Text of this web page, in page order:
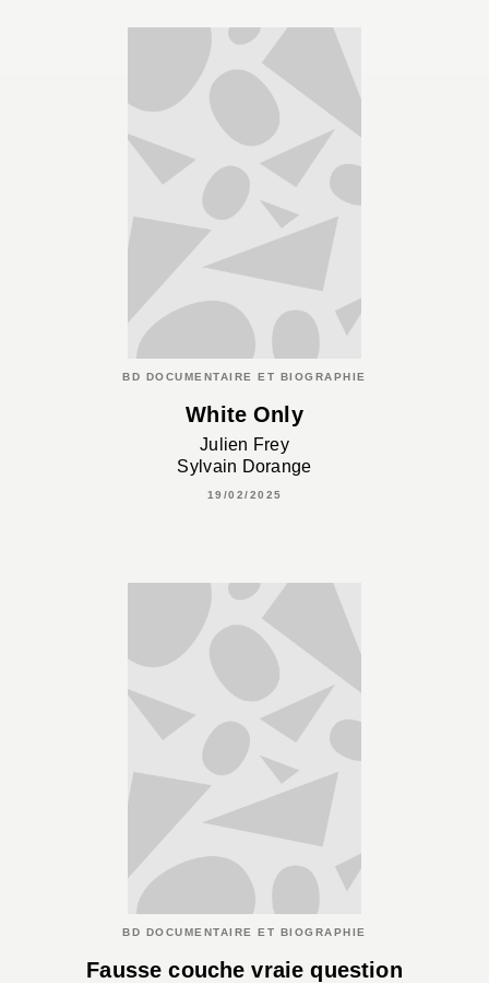
BD DOCUMENTAIRE ET BIOGRAPHIE
White Only
Julien Frey
Sylvain Dorange
19/02/2025
BD DOCUMENTAIRE ET BIOGRAPHIE
Fausse couche vraie question